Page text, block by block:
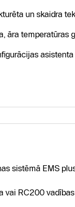
un skaidra
āra temperatūras
sistēmā EMS
vai RC200